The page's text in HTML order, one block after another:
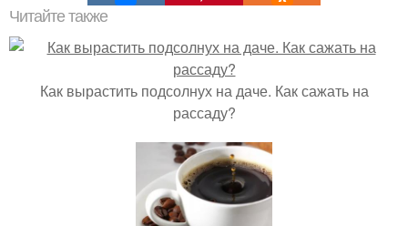
Читайте также
Как вырастить подсолнух на даче. Как сажать на
рассаду?